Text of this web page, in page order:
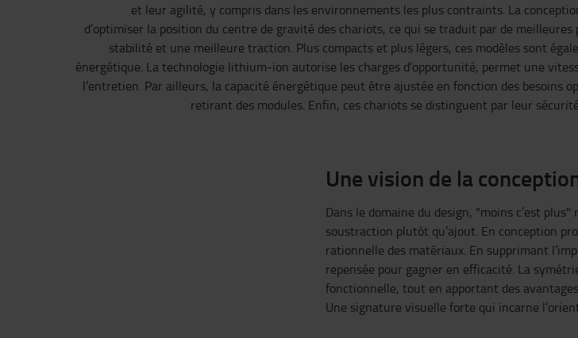
et leur agilité, y compris dans les environnements les plus contraints. La
d’optimiser la position du centre de gravité des chariots, ce qui se traduit par de
stabilité et une meilleure traction. Plus compacts et plus légers, ces modèles sont
énergétique. La technologie lithium-ion autorise les charges d’opportunité, permet une
l’entretien. Par ailleurs, la capacité énergétique peut être ajustée en fonction des besoins
retirant des modules. Enfin, ces chariots se distinguent par leur
Une vision de la
Dans le domaine du design, "moins c’est
soustraction plutôt qu’ajout. En conception
rationnelle des matériaux. En supprimant
repensée pour gagner en efficacité. La
fonctionnelle, tout en apportant des
Une signature visuelle forte qui incarne